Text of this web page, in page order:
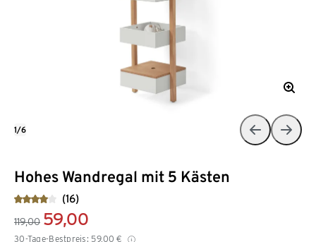
Hohes Wandregal mit 5 Kästen
(16)
119,00 59,00
30-Tage-Bestpreis: 59,00 €
1/6